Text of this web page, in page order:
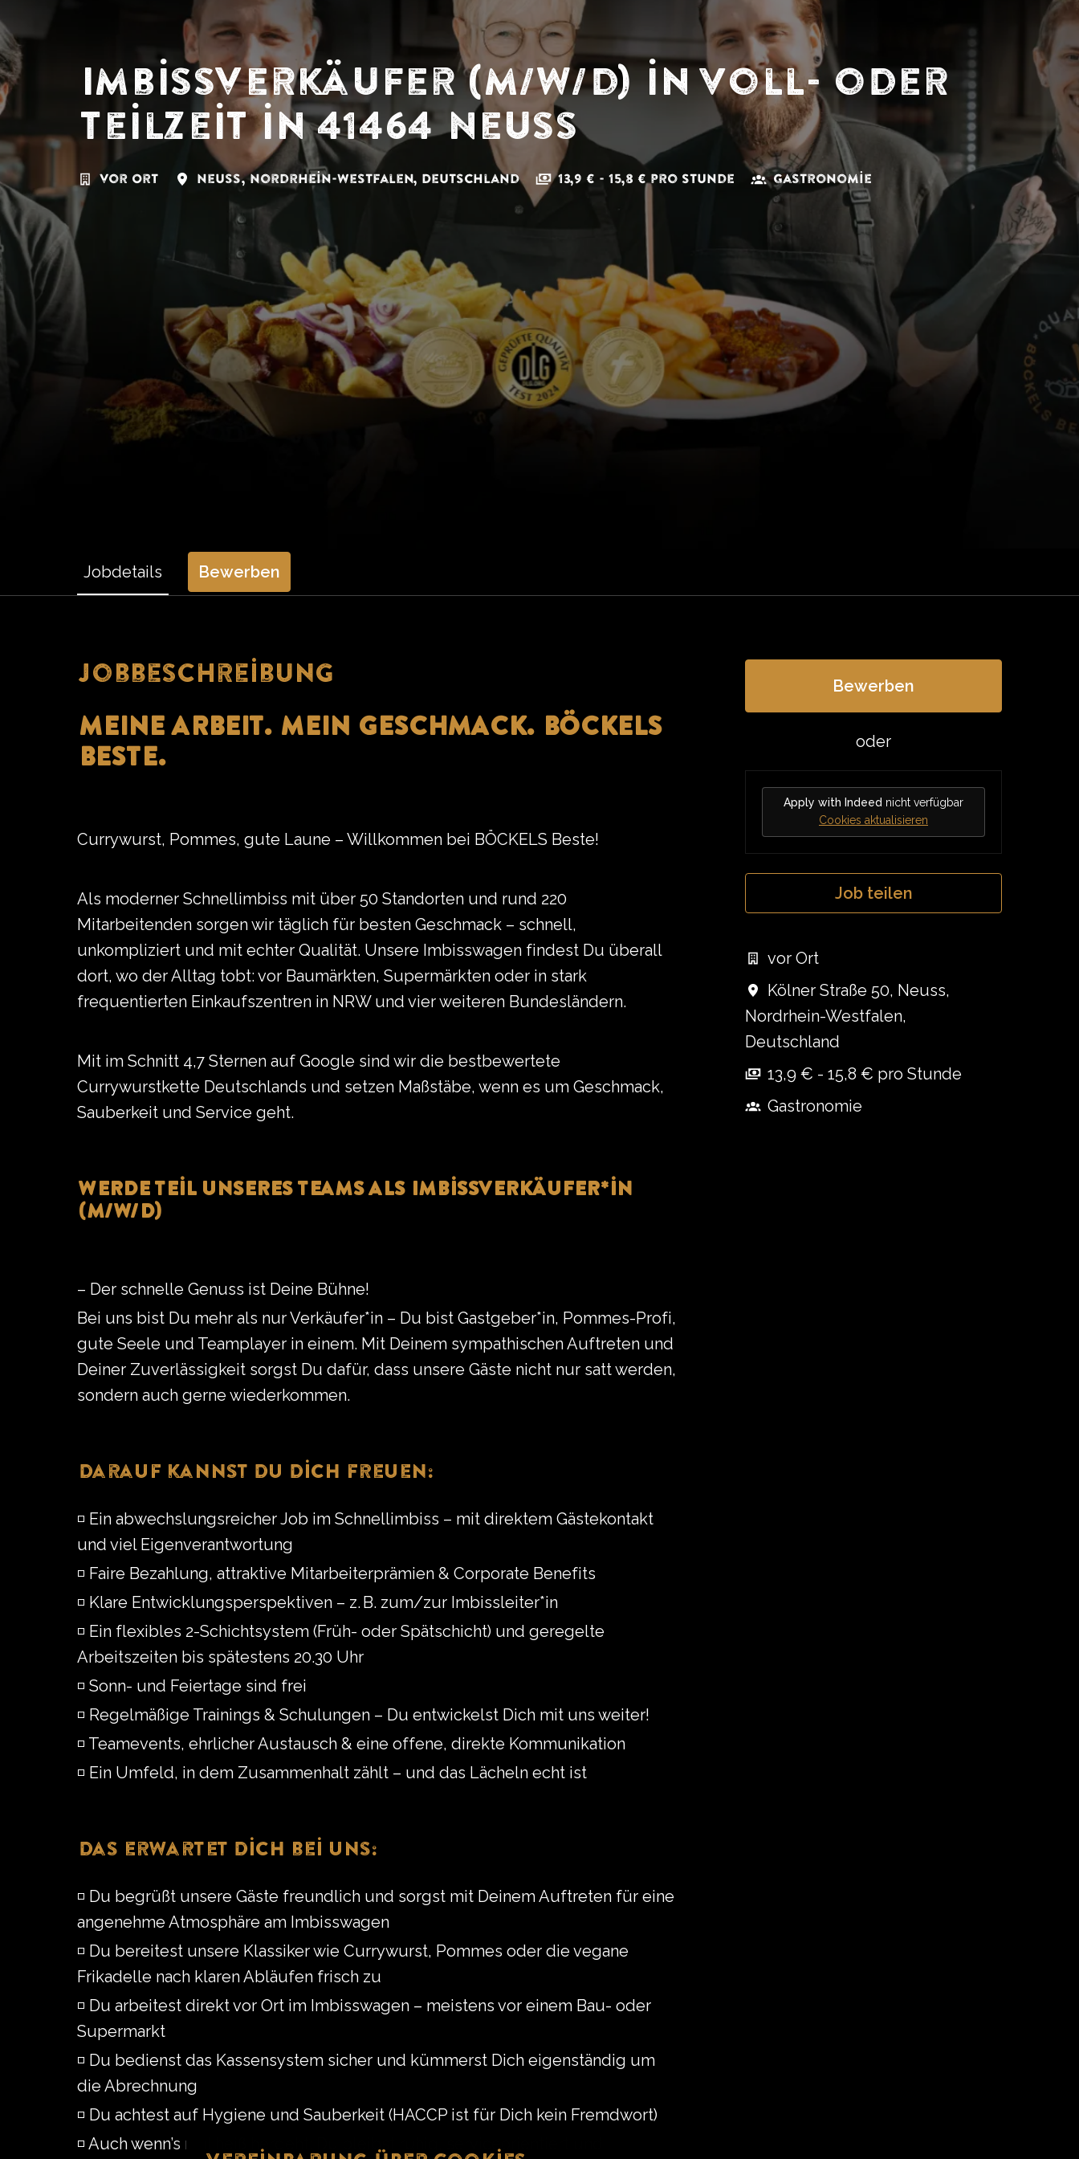
Imbissverkäufer (m/w/d) in Voll- oder
Teilzeit in 41464 Neuss
vor Ort Neuss, Nordrhein-Westfalen, Deutschland 13,9 € - 15,8 € pro Stunde Gastronomie
Jobdetails Bewerben
Jobbeschreibung
MEINE ARBEIT. MEIN GESCHMACK. BÖCKELS
BESTE.
Currywurst, Pommes, gute Laune – Willkommen bei BÖCKELS Beste!
Als moderner Schnellimbiss mit über 50 Standorten und rund 220
Mitarbeitenden sorgen wir täglich für besten Geschmack – schnell,
unkompliziert und mit echter Qualität. Unsere Imbisswagen findest Du überall
dort, wo der Alltag tobt: vor Baumärkten, Supermärkten oder in stark
frequentierten Einkaufszentren in NRW und vier weiteren Bundesländern.
Mit im Schnitt 4,7 Sternen auf Google sind wir die bestbewertete
Currywurstkette Deutschlands und setzen Maßstäbe, wenn es um Geschmack,
Sauberkeit und Service geht.
Werde Teil unseres Teams als Imbissverkäufer*in
(m/w/d)
– Der schnelle Genuss ist Deine Bühne!
Bei uns bist Du mehr als nur Verkäufer*in – Du bist Gastgeber*in, Pommes-Profi,
gute Seele und Teamplayer in einem. Mit Deinem sympathischen Auftreten und
Deiner Zuverlässigkeit sorgst Du dafür, dass unsere Gäste nicht nur satt werden,
sondern auch gerne wiederkommen.
Darauf kannst Du Dich freuen:
◽️ Ein abwechslungsreicher Job im Schnellimbiss – mit direktem Gästekontakt
und viel Eigenverantwortung
◽️ Faire Bezahlung, attraktive Mitarbeiterprämien & Corporate Benefits
◽️ Klare Entwicklungsperspektiven – z. B. zum/zur Imbissleiter*in
◽️ Ein flexibles 2-Schichtsystem (Früh- oder Spätschicht) und geregelte
Arbeitszeiten bis spätestens 20.30 Uhr
◽️ Sonn- und Feiertage sind frei
◽️ Regelmäßige Trainings & Schulungen – Du entwickelst Dich mit uns weiter!
◽️ Teamevents, ehrlicher Austausch & eine offene, direkte Kommunikation
◽️ Ein Umfeld, in dem Zusammenhalt zählt – und das Lächeln echt ist
Das erwartet Dich bei uns:
◽️ Du begrüßt unsere Gäste freundlich und sorgst mit Deinem Auftreten für eine
angenehme Atmosphäre am Imbisswagen
◽️ Du bereitest unsere Klassiker wie Currywurst, Pommes oder die vegane
Frikadelle nach klaren Abläufen frisch zu
◽️ Du arbeitest direkt vor Ort im Imbisswagen – meistens vor einem Bau- oder
Supermarkt
◽️ Du bedienst das Kassensystem sicher und kümmerst Dich eigenständig um
die Abrechnung
◽️ Du achtest auf Hygiene und Sauberkeit (HACCP ist für Dich kein Fremdwort)
◽️ Auch wenn’s mal heiß hergeht: Du bleibst ruhig, serviceorientiert und
Bewerben
oder
Apply with Indeed nicht verfügbar
Cookies aktualisieren
Job teilen
vor Ort
Kölner Straße 50, Neuss,
Nordrhein-Westfalen,
Deutschland
13,9 € - 15,8 € pro Stunde
Gastronomie